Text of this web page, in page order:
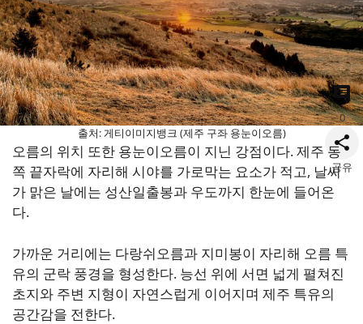
출처: 게티이미지뱅크 (제주 구좌 용눈이오름)
오름의 위치 또한 용눈이오름이 지닌 강점이다. 제주 동
쪽 끝자락에 자리해 시야를 가로막는 요소가 적고, 날씨
가 맑은 날에는 성산일출봉과 우도까지 한눈에 들어온
다.
가까운 거리에는 다랑쉬오름과 지미봉이 자리해 오름 특
유의 군락 풍경을 형성한다. 능선 위에 서면 넓게 펼쳐진
초지와 주변 지형이 자연스럽게 이어지며 제주 특유의
공간감을 전한다.
0
공유